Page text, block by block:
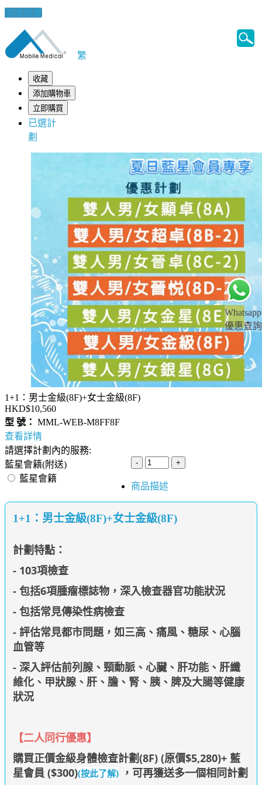
健康錦囊
Whatsapp
優惠查詢
繁
收藏
添加購物車
立即購買
已選計
劃
1+1：男士金級(8F)+女士金級(8F)
HKD$10,560
型 號： MML-WEB-M8FF8F
查看詳情
請選擇計劃內的服務:
藍星會籍(附送)
藍星會籍
商品描述
1+1：男士金級(8F)+女士金級(8F)
計劃特點：
- 103項檢查
- 包括6項腫瘤標誌物，深入檢查器官功能狀況
- 包括常見傳染性病檢查
- 評估常見都市問題，如三高、痛風、糖尿、心腦
血管等
- 深入評估前列腺、頸動脈、心臟、肝功能、肝纖
維化、甲狀腺、肝、膽、腎、胰、脾及大腸等健康
狀況
【二人同行優惠】
購買正價金級身體檢查計劃(8F) (原價$5,280)+ 藍
星會員 ($300)(按此了解) ，可再獲送多一個相同計劃